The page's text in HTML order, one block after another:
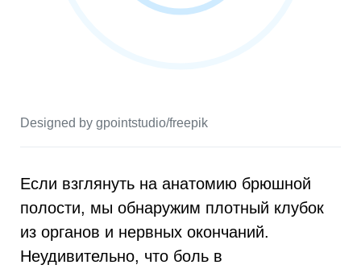
Designed by gpointstudio/freepik
Если взглянуть на анатомию брюшной
полости, мы обнаружим плотный клубок
из органов и нервных окончаний.
Неудивительно, что боль в